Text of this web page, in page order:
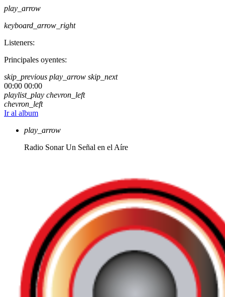
play_arrow
keyboard_arrow_right
Listeners:
Principales oyentes:
skip_previous play_arrow skip_next
00:00 00:00
playlist_play chevron_left
chevron_left
Ir al album
play_arrow
Radio Sonar Un Señal en el Aíre